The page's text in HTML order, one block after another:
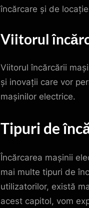
încărcare și de
Viitorul
Viitorul încărcării
și inovații care vor
mașinilor electrice.
Tipuri de
Încărcarea mașinii
mai multe tipuri de
utilizatorilor, există
acest capitol, vom